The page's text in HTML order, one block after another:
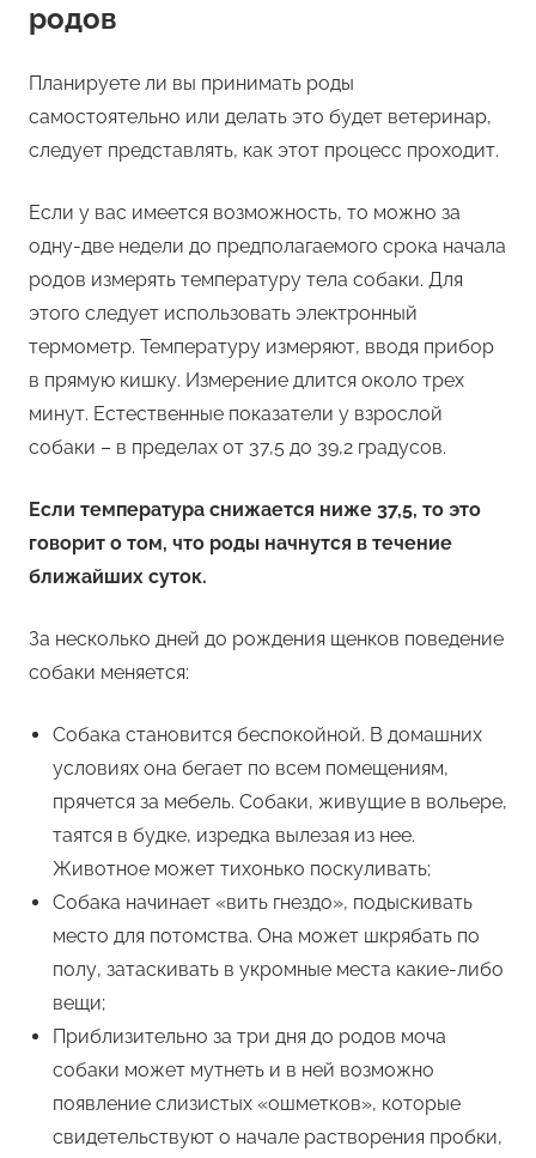
родов
Планируете ли вы принимать роды
самостоятельно или делать это будет ветеринар,
следует представлять, как этот процесс проходит.
Если у вас имеется возможность, то можно за
одну-две недели до предполагаемого срока начала
родов измерять температуру тела собаки. Для
этого следует использовать электронный
термометр. Температуру измеряют, вводя прибор
в прямую кишку. Измерение длится около трех
минут. Естественные показатели у взрослой
собаки – в пределах от 37,5 до 39,2 градусов.
Если температура снижается ниже 37,5, то это
говорит о том, что роды начнутся в течение
ближайших суток.
За несколько дней до рождения щенков поведение
собаки меняется:
Собака становится беспокойной. В домашних
условиях она бегает по всем помещениям,
прячется за мебель. Собаки, живущие в вольере,
таятся в будке, изредка вылезая из нее.
Животное может тихонько поскуливать;
Собака начинает «вить гнездо», подыскивать
место для потомства. Она может шкрябать по
полу, затаскивать в укромные места какие-либо
вещи;
Приблизительно за три дня до родов моча
собаки может мутнеть и в ней возможно
появление слизистых «ошметков», которые
свидетельствуют о начале растворения пробки,